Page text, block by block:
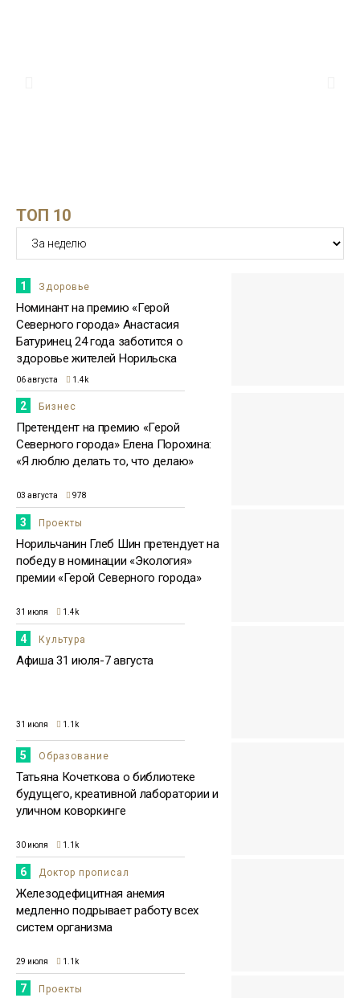
15:51
23 июля
приятно, что люди отдали за меня
голоса
ТОП 10
1 Здоровье
Номинант на премию «Герой
Северного города» Анастасия
Батуринец 24 года заботится о
здоровье жителей Норильска
06 августа 1.4k
2 Бизнес
Претендент на премию «Герой
Северного города» Елена Порохина:
«Я люблю делать то, что делаю»
03 августа 978
3 Проекты
Норильчанин Глеб Шин претендует на
победу в номинации «Экология»
премии «Герой Северного города»
31 июля 1.4k
4 Культура
Афиша 31 июля-7 августа
31 июля 1.1k
5 Образование
Татьяна Кочеткова о библиотеке
будущего, креативной лаборатории и
уличном коворкинге
30 июля 1.1k
6 Доктор прописал
Железодефицитная анемия
медленно подрывает работу всех
систем организма
29 июля 1.1k
7 Проекты